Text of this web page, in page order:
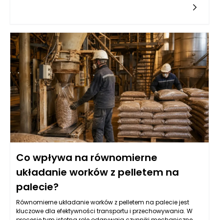
produkcji. Właściwa konstrukcja silosu, w tym jego pojemność
oraz system wentylacji, ma ogromny wpływ na jakość
składowanych pelletów. Wydajność linii pakującej będzie
bowiem zależna od regularności i szybkości dostarczania
surowców. Kluczowym elementem w tym współdziałaniu są
systemy wyciągu, które powinny skutecznie transportować
pellet z silosu do następnego etapu produkcji, minimalizując
jednocześnie utratę materiału i zapewniając odpowiedni
poziom ciśnienia.
Co wpływa na równomierne
układanie worków z pelletem na
palecie?
Równomierne układanie worków z pelletem na palecie jest
kluczowe dla efektywności transportu i przechowywania. W